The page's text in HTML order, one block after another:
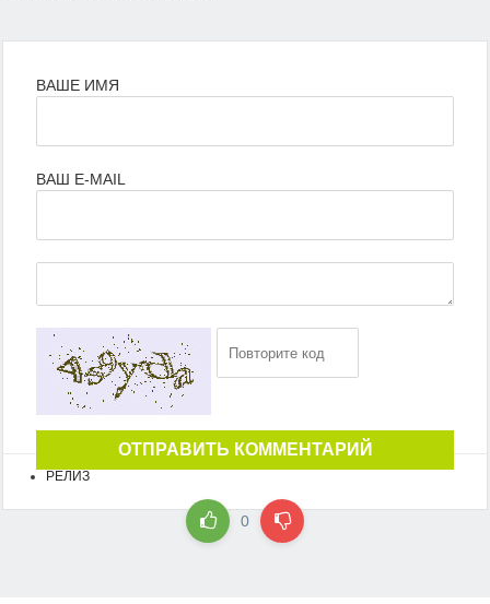
РЕЛИЗ
0
ВАШЕ ИМЯ
ВАШ E-MAIL
ОТПРАВИТЬ КОММЕНТАРИЙ